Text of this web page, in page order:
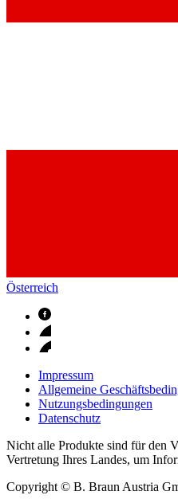
Österreich
Impressum
Allgemeine
Nutzungsbedingungen
Datenschutz
Nicht alle Produkte sind für den
Vertretung Ihres Landes, um
Copyright © B. Braun Austria